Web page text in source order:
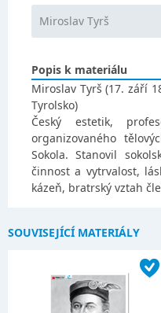
Miroslav Tyrš
Popis k materiálu
Miroslav Tyrš (17. září
Tyrolsko)
Český estetik,
organizovaného
Sokola. Stanovil
činnost a vytrvalost,
kázeň, bratrský vztah
SOUVISEJÍCÍ MATERIÁLY